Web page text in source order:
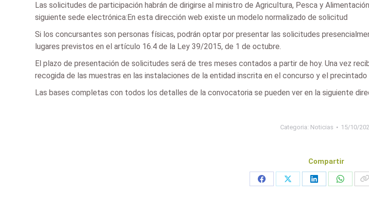
Las solicitudes de participación habrán de dirigirse al ministro de Agricultura, Pesca y
siguiente sede electrónica:En esta dirección web existe un modelo normalizado de solicitud
Si los concursantes son personas físicas, podrán optar por presentar las solicitudes
lugares previstos en el artículo 16.4 de la Ley 39/2015, de 1 de octubre.
El plazo de presentación de solicitudes será de tres meses contados a partir de hoy. Una vez
recogida de las muestras en las instalaciones de la entidad inscrita en el concurso y el
Las bases completas con todos los detalles de la convocatoria se pueden ver en la siguiente
Categoria: Noticias 15/10/
Compartir
Share
Share
Share
Share